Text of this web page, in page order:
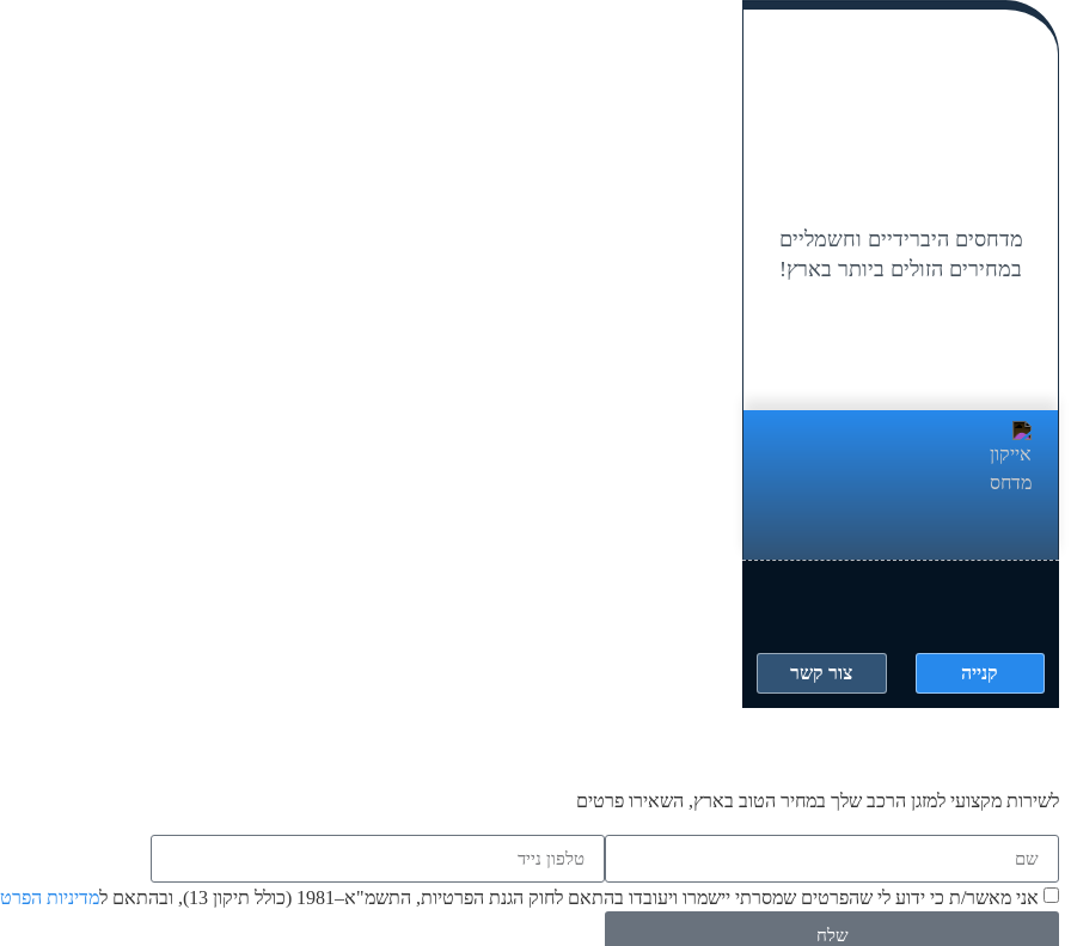
מדחסים היברידיים וחשמליים
במחירים הזולים ביותר בארץ!
קנייה צור קשר
לשירות מקצועי למזגן הרכב שלך במחיר הטוב בארץ, השאירו פרטים
אני מאשר/ת כי ידוע לי שהפרטים שמסרתי יישמרו ויעובדו בהתאם לחוק הגנת הפרטיות, התשמ"א–1981 (כולל תיקון 13), ובהתאם ל מדיניות
שלח